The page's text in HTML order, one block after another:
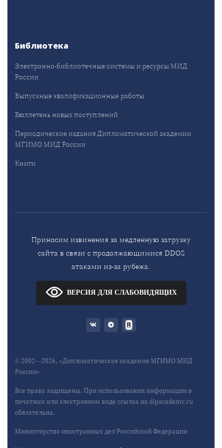
Библиотека
Электронно-библиотечные системы и ресурсы МИД
России
Выпускные квалификационные работы
Бюллетень новых поступлений
Периодические издания Дипломатической академии
МГИМО МИД России
Книги
Приносим извинения за медленную загрузку
сайта в связи с продолжающимися DDOS
атаками из-за рубежа.
ВЕРСИЯ ДЛЯ СЛАБОВИДЯЩИХ
© 2002—2026, «Дипломатическая академия МГИМО МИД
России»
Все права защищены. При использовании информации в
печатном или электронном виде ссылка на dipacademy.ru
обязательна.
Министерство иностранных дел Российской Федерации